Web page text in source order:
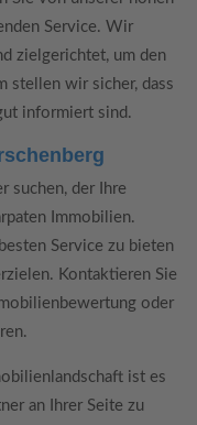
Service. Wir
zielgerichtet, um den
stellen wir sicher, dass
informiert sind.
suchen, der Ihre
Immobilien.
Service zu bieten
Kontaktieren Sie
oder
ist es
an Ihrer Seite zu